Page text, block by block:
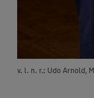
v. l. n. r.: Udo Arnold,